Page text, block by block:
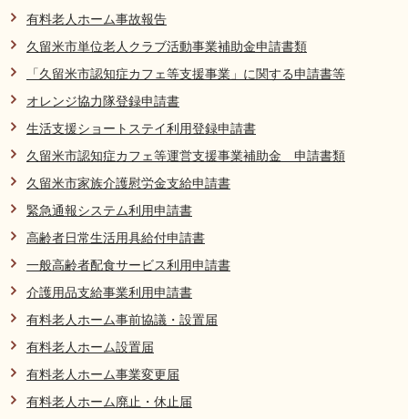
サイトマップ
リンク集 利用ガイド
RSS
閉じる
有料老人ホーム事故報告
久留米市単位老人クラブ活動事業補助金申請書類
「久留米市認知症カフェ等支援事業」に関する申請書等
オレンジ協力隊登録申請書
生活支援ショートステイ利用登録申請書
久留米市認知症カフェ等運営支援事業補助金 申請書類
久留米市家族介護慰労金支給申請書
緊急通報システム利用申請書
高齢者日常生活用具給付申請書
一般高齢者配食サービス利用申請書
介護用品支給事業利用申請書
有料老人ホーム事前協議・設置届
有料老人ホーム設置届
有料老人ホーム事業変更届
有料老人ホーム廃止・休止届